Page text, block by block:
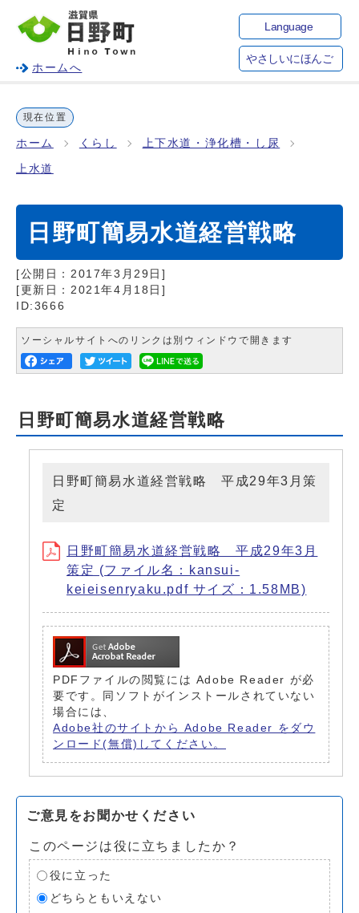
ホームへ
Language
やさしいにほんご
現在位置
ホーム くらし 上下水道・浄化槽・し尿
上水道
日野町簡易水道経営戦略
[公開日： 2017年3月29日 ]
[更新日： 2021年4月18日 ]
ID:3666
ソーシャルサイトへのリンクは別ウィンドウで開きます
日野町簡易水道経営戦略
日野町簡易水道経営戦略 平成29年3月策
定
日野町簡易水道経営戦略 平成29年3月
策定 (ファイル名：kansui-
keieisenryaku.pdf サイズ：1.58MB)
PDFファイルの閲覧には Adobe Reader が必
要です。同ソフトがインストールされていない
場合には、
Adobe社のサイトから Adobe Reader をダウ
ンロード(無償)してください。
ご意見をお聞かせください
このページは役に立ちましたか？
役に立った
どちらともいえない